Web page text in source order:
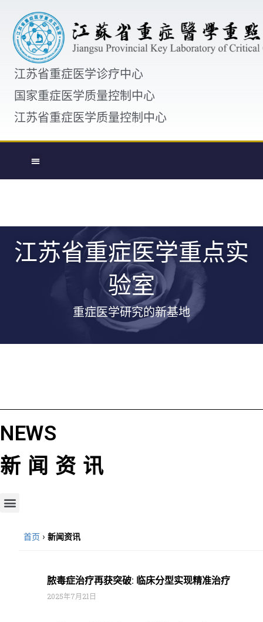
江苏省重症医学诊疗中心
国家重症医学质量控制中心
江苏省重症医学质量控制中心
江苏省重症医学重点实
验室
重症医学研究的新基地
NEWS
新闻资讯
首页 › 新闻资讯
脓毒症治疗再获突破: 临床分型实现精准治疗
2025年7月21日